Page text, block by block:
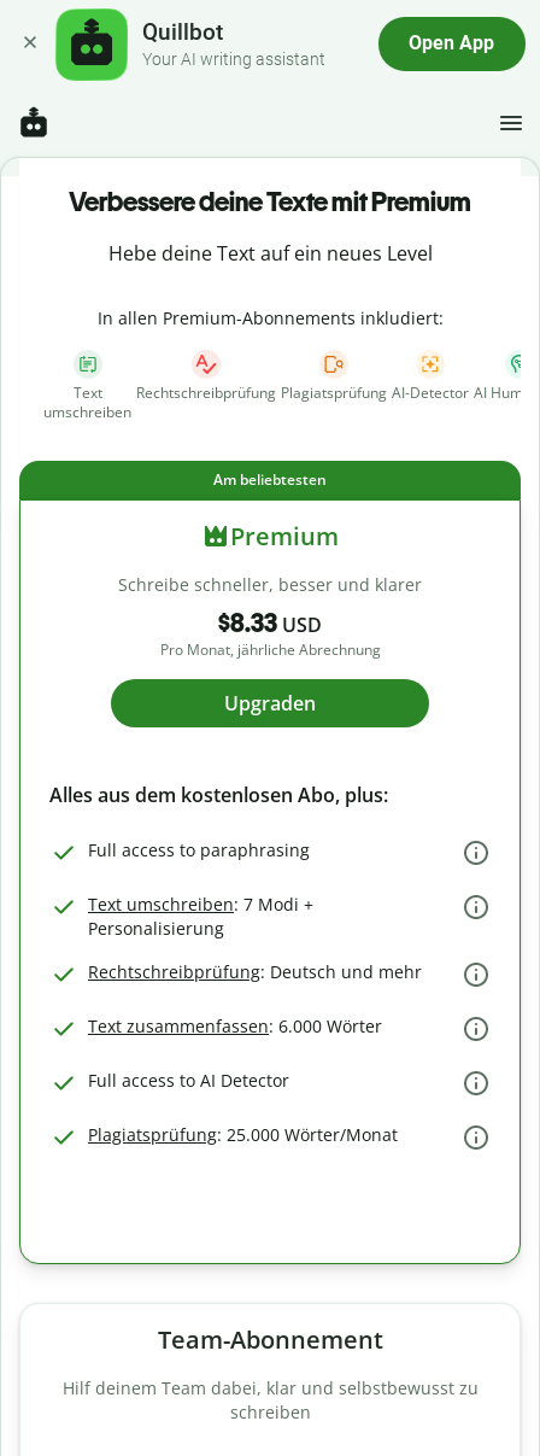
Quillbot
Your AI writing assistant
Open App
Verbessere deine Texte mit Premium
Hebe deine Text auf ein neues Level
In allen Premium-Abonnements inkludiert:
Text
umschreiben
Rechtschreibprüfung Plagiatsprüfung AI-Detector AI
Am beliebtesten
Premium
Schreibe schneller, besser und klarer
$8.33 USD
Pro Monat, jährliche Abrechnung
Upgraden
Alles aus dem kostenlosen Abo, plus:
Full access to paraphrasing
Text umschreiben: 7 Modi +
Personalisierung
Rechtschreibprüfung: Deutsch und mehr
Text zusammenfassen: 6.000 Wörter
Full access to AI Detector
Plagiatsprüfung: 25.000 Wörter/Monat
Team-Abonnement
Hilf deinem Team dabei, klar und selbstbewusst zu
schreiben